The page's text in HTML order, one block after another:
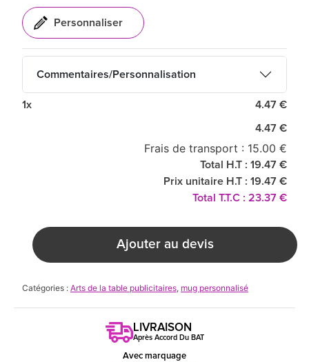
Commentaires/Personnalisation
1x 4.47 €
4.47 €
Frais de transport : 15.00 €
Total H.T : 19.47 €
Prix unitaire H.T : 19.47 €
Total T.T.C : 23.37 €
Ajouter au devis
Catégories : Arts de la table publicitaires, mug personnalisé
LIVRAISON
Après Accord Du BAT
Avec marquage